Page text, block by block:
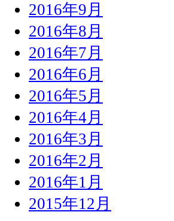
2016年9月
2016年8月
2016年7月
2016年6月
2016年5月
2016年4月
2016年3月
2016年2月
2016年1月
2015年12月